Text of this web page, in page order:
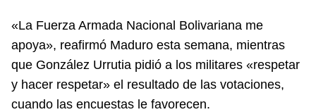
«La Fuerza Armada Nacional Bolivariana me
apoya», reafirmó Maduro esta semana, mientras
que González Urrutia pidió a los militares «respetar
y hacer respetar» el resultado de las votaciones,
cuando las encuestas le favorecen.